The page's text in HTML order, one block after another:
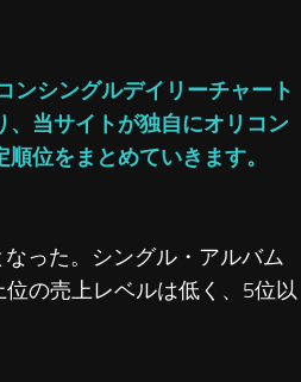
ンシングルデイリーチャート
、当サイトが独自にオリコン
位をまとめていきます。
った。シングル・アルバム
の売上レベルは低く、5位以